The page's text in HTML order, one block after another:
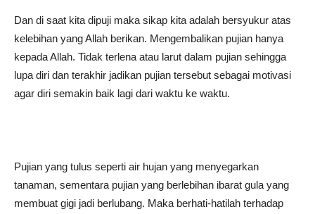
Dan di saat kita dipuji maka sikap kita adalah bersyukur atas
kelebihan yang Allah berikan. Mengembalikan pujian hanya
kepada Allah. Tidak terlena atau larut dalam pujian sehingga
lupa diri dan terakhir jadikan pujian tersebut sebagai motivasi
agar diri semakin baik lagi dari waktu ke waktu.
Pujian yang tulus seperti air hujan yang menyegarkan
tanaman, sementara pujian yang berlebihan ibarat gula yang
membuat gigi jadi berlubang. Maka berhati-hatilah terhadap